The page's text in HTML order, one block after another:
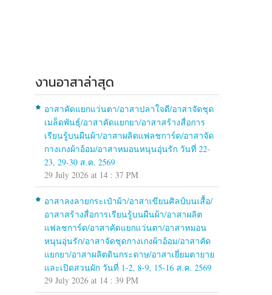
งานอาสาล่าสุด
อาสาคัดแยกแว่นตา/อาสาปลาใจดี/อาสาจัดชุด
เมล็ดพันธุ์/อาสาคัดแยกยา/อาสาสร้างสื่อการ
เรียนรู้บนผืนผ้า/อาสาผลิตแฟลชการ์ด/อาสาจัด
กางเกงผ้าอ้อม/อาสาหมอนหนุนอุ่นรัก วันที่ 22-
23, 29-30 ส.ค. 2569
29 July 2026 at 14 : 37 PM
อาสาลงลายกระเป๋าผ้า/อาสาเขียนศิลป์บนเสื้อ/
อาสาสร้างสื่อการเรียนรู้บนผืนผ้า/อาสาผลิต
แฟลชการ์ด/อาสาคัดแยกแว่นตา/อาสาหมอน
หนุนอุ่นรัก/อาสาจัดชุดกางเกงผ้าอ้อม/อาสาคัด
แยกยา/อาสาผลิตดินกระดาษ/อาสาเยี่ยมตายาย
และเปิดสวนผัก วันที่ 1-2, 8-9, 15-16 ส.ค. 2569
29 July 2026 at 14 : 39 PM